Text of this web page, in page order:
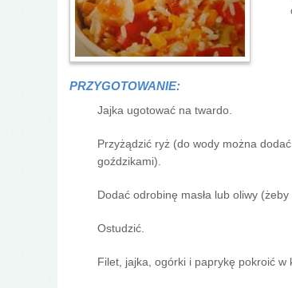
PRZYGOTOWANIE:
Jajka ugotować na twardo.
Przyżądzić ryż (do wody można
goździkami).
Dodać odrobinę masła lub oliwy (żeby
Ostudzić.
Filet, jajka, ogórki i paprykę pokroić w